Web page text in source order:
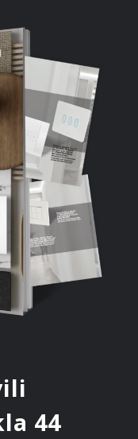
44